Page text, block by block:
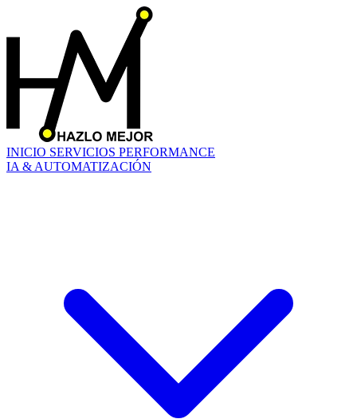
INICIO SERVICIOS PERFORMANCE
IA & AUTOMATIZACIÓN